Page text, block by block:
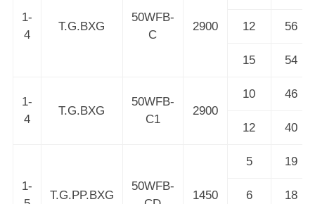
1-
4
T.G.BXG
50WFB-
C
2900 12 56
15 54
1-
4
T.G.BXG
50WFB-
C1
2900
10 46
12 40
1-
T.G.PP.BXG
50WFB-
1450
5 19
6 18